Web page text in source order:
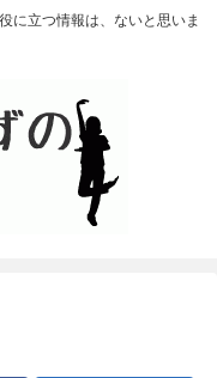
に立つ情報は、ないと思いま